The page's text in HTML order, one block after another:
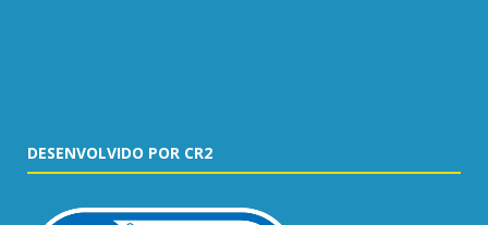
DESENVOLVIDO POR CR2